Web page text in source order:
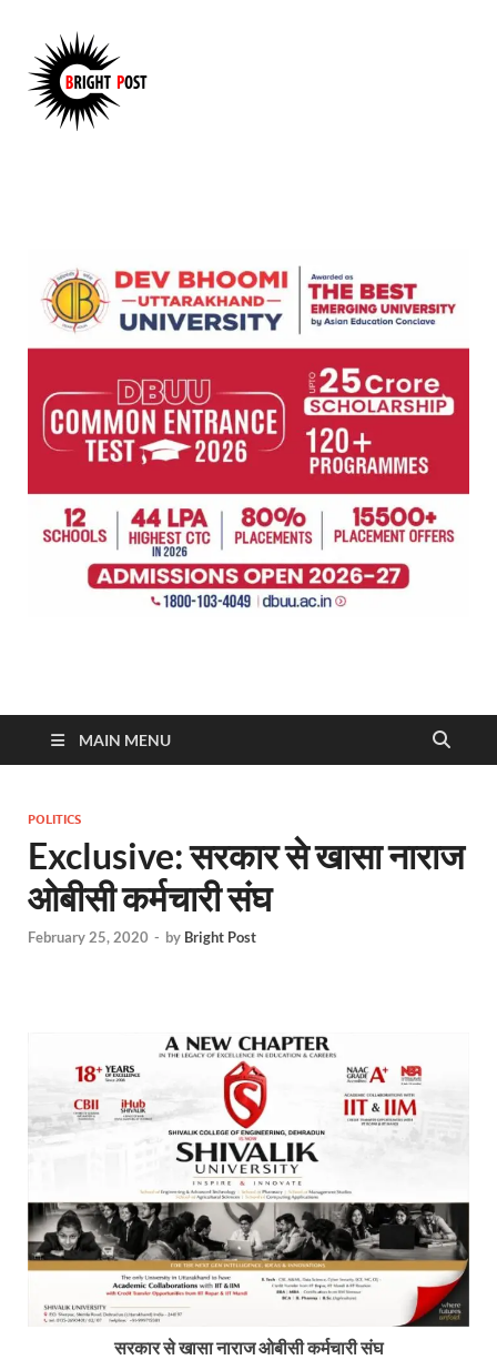
MAIN MENU
POLITICS
Exclusive: सरकार से खासा नाराज
ओबीसी कर्मचारी संघ
February 25, 2020 - by Bright Post
सरकार से खासा नाराज ओबीसी कर्मचारी संघ